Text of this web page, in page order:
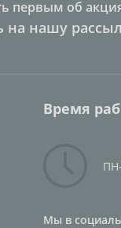
первым об
на нашу
Время
Мы в